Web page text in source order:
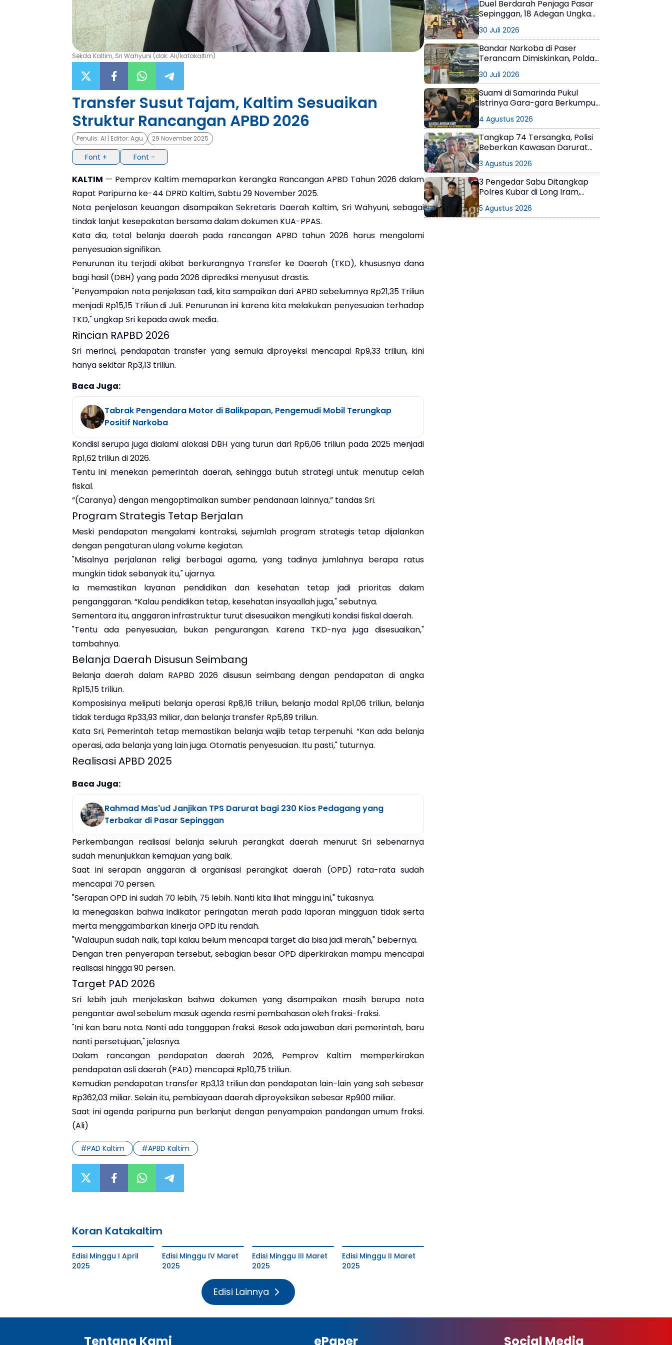
Sekda Kaltim, Sri Wahyuni (dok: Ali/katakaltim)
Transfer Susut Tajam, Kaltim Sesuaikan
Struktur Rancangan APBD 2026
Penulis: Al | Editor: Agu 29 November 2025
Font + Font -
KALTIM — Pemprov Kaltim memaparkan kerangka Rancangan APBD Tahun 2026 dalam
Rapat Paripurna ke-44 DPRD Kaltim, Sabtu 29 November 2025.
Nota penjelasan keuangan disampaikan Sekretaris Daerah Kaltim, Sri Wahyuni, sebagai
tindak lanjut kesepakatan bersama dalam dokumen KUA-PPAS.
Kata dia, total belanja daerah pada rancangan APBD tahun 2026 harus mengalami
penyesuaian signifikan.
Penurunan itu terjadi akibat berkurangnya Transfer ke Daerah (TKD), khususnya dana
bagi hasil (DBH) yang pada 2026 diprediksi menyusut drastis.
"Penyampaian nota penjelasan tadi, kita sampaikan dari APBD sebelumnya Rp21,35 Triliun
menjadi Rp15,15 Triliun di Juli. Penurunan ini karena kita melakukan penyesuaian terhadap
TKD," ungkap Sri kepada awak media.
Rincian RAPBD 2026
Sri merinci, pendapatan transfer yang semula diproyeksi mencapai Rp9,33 triliun, kini
hanya sekitar Rp3,13 triliun.
Baca Juga:
Tabrak Pengendara Motor di Balikpapan, Pengemudi Mobil Terungkap
Positif Narkoba
Kondisi serupa juga dialami alokasi DBH yang turun dari Rp6,06 triliun pada 2025 menjadi
Rp1,62 triliun di 2026.
Tentu ini menekan pemerintah daerah, sehingga butuh strategi untuk menutup celah
fiskal.
“(Caranya) dengan mengoptimalkan sumber pendanaan lainnya,” tandas Sri.
Program Strategis Tetap Berjalan
Meski pendapatan mengalami kontraksi, sejumlah program strategis tetap dijalankan
dengan pengaturan ulang volume kegiatan.
"Misalnya perjalanan religi berbagai agama, yang tadinya jumlahnya berapa ratus
mungkin tidak sebanyak itu," ujarnya.
Ia memastikan layanan pendidikan dan kesehatan tetap jadi prioritas dalam
penganggaran. “Kalau pendidikan tetap, kesehatan insyaallah juga," sebutnya.
Sementara itu, anggaran infrastruktur turut disesuaikan mengikuti kondisi fiskal daerah.
"Tentu ada penyesuaian, bukan pengurangan. Karena TKD-nya juga disesuaikan,"
tambahnya.
Belanja Daerah Disusun Seimbang
Belanja daerah dalam RAPBD 2026 disusun seimbang dengan pendapatan di angka
Rp15,15 triliun.
Komposisinya meliputi belanja operasi Rp8,16 triliun, belanja modal Rp1,06 triliun, belanja
tidak terduga Rp33,93 miliar, dan belanja transfer Rp5,89 triliun.
Kata Sri, Pemerintah tetap memastikan belanja wajib tetap terpenuhi. “Kan ada belanja
operasi, ada belanja yang lain juga. Otomatis penyesuaian. Itu pasti," tuturnya.
Realisasi APBD 2025
Baca Juga:
Rahmad Mas'ud Janjikan TPS Darurat bagi 230 Kios Pedagang yang
Terbakar di Pasar Sepinggan
Perkembangan realisasi belanja seluruh perangkat daerah menurut Sri sebenarnya
sudah menunjukkan kemajuan yang baik.
Saat ini serapan anggaran di organisasi perangkat daerah (OPD) rata-rata sudah
mencapai 70 persen.
"Serapan OPD ini sudah 70 lebih, 75 lebih. Nanti kita lihat minggu ini," tukasnya.
Ia menegaskan bahwa indikator peringatan merah pada laporan mingguan tidak serta
merta menggambarkan kinerja OPD itu rendah.
"Walaupun sudah naik, tapi kalau belum mencapai target dia bisa jadi merah," bebernya.
Dengan tren penyerapan tersebut, sebagian besar OPD diperkirakan mampu mencapai
realisasi hingga 90 persen.
Target PAD 2026
Sri lebih jauh menjelaskan bahwa dokumen yang disampaikan masih berupa nota
pengantar awal sebelum masuk agenda resmi pembahasan oleh fraksi-fraksi.
"Ini kan baru nota. Nanti ada tanggapan fraksi. Besok ada jawaban dari pemerintah, baru
nanti persetujuan," jelasnya.
Dalam rancangan pendapatan daerah 2026, Pemprov Kaltim memperkirakan
pendapatan asli daerah (PAD) mencapai Rp10,75 triliun.
Kemudian pendapatan transfer Rp3,13 triliun dan pendapatan lain-lain yang sah sebesar
Rp362,03 miliar. Selain itu, pembiayaan daerah diproyeksikan sebesar Rp900 miliar.
Saat ini agenda paripurna pun berlanjut dengan penyampaian pandangan umum fraksi.
(Ali)
#PAD Kaltim #APBD Kaltim
Koran Katakaltim
Edisi Minggu I April
2025
Edisi Minggu IV Maret
2025
Edisi Minggu III Maret
2025
Edisi Minggu II Maret
2025
Edisi Lainnya
Duel Berdarah Penjaga Pasar
Sepinggan, 18 Adegan Ungkap
30 Juli 2026
Bandar Narkoba di Paser
Terancam Dimiskinkan, Polda
Kebun Sawit 13 Hektare
30 Juli 2026
Suami di Samarinda Pukul
Istrinya Gara-gara Berkumpul
4 Agustus 2026
Tangkap 74 Tersangka, Polisi
Beberkan Kawasan Darurat
3 Agustus 2026
3 Pengedar Sabu Ditangkap
Polres Kubar di Long Iram,
5 Agustus 2026
Tentang Kami ePaper Social Media